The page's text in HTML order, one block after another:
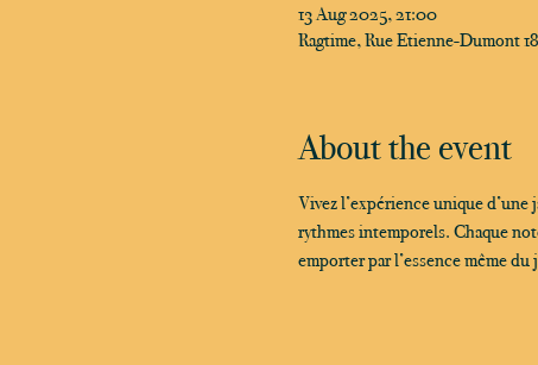
13 Aug 2025, 21:00
Ragtime, Rue Etienne-Dumont
About the event
Vivez l’expérience unique
rythmes intemporels. Chaque
emporter par l’essence même